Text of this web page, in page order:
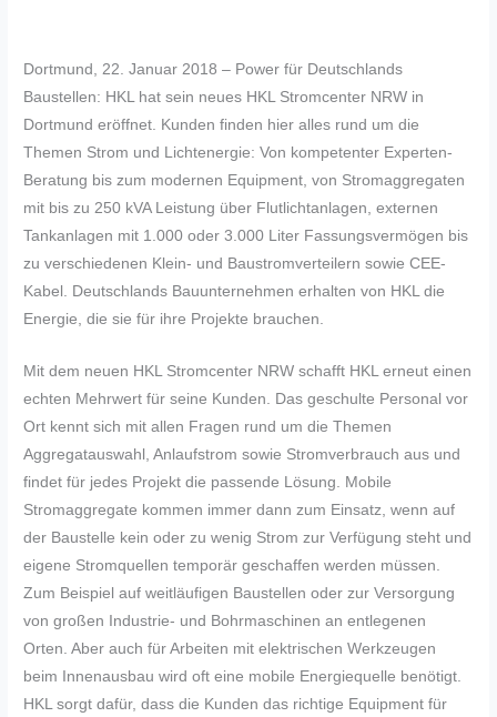
Dortmund, 22. Januar 2018 – Power für Deutschlands
Baustellen: HKL hat sein neues HKL Stromcenter NRW in
Dortmund eröffnet. Kunden finden hier alles rund um die
Themen Strom und Lichtenergie: Von kompetenter Experten-
Beratung bis zum modernen Equipment, von Stromaggregaten
mit bis zu 250 kVA Leistung über Flutlichtanlagen, externen
Tankanlagen mit 1.000 oder 3.000 Liter Fassungsvermögen bis
zu verschiedenen Klein- und Baustromverteilern sowie CEE-
Kabel. Deutschlands Bauunternehmen erhalten von HKL die
Energie, die sie für ihre Projekte brauchen.
Mit dem neuen HKL Stromcenter NRW schafft HKL erneut einen
echten Mehrwert für seine Kunden. Das geschulte Personal vor
Ort kennt sich mit allen Fragen rund um die Themen
Aggregatauswahl, Anlaufstrom sowie Stromverbrauch aus und
findet für jedes Projekt die passende Lösung. Mobile
Stromaggregate kommen immer dann zum Einsatz, wenn auf
der Baustelle kein oder zu wenig Strom zur Verfügung steht und
eigene Stromquellen temporär geschaffen werden müssen.
Zum Beispiel auf weitläufigen Baustellen oder zur Versorgung
von großen Industrie- und Bohrmaschinen an entlegenen
Orten. Aber auch für Arbeiten mit elektrischen Werkzeugen
beim Innenausbau wird oft eine mobile Energiequelle benötigt.
HKL sorgt dafür, dass die Kunden das richtige Equipment für